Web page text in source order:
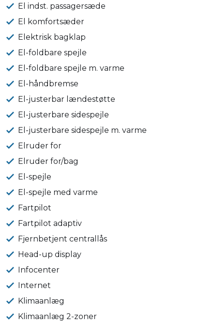
El indst. passagersæde
El komfortsæder
Elektrisk bagklap
El-foldbare spejle
El-foldbare spejle m. varme
El-håndbremse
El-justerbar lændestøtte
El-justerbare sidespejle
El-justerbare sidespejle m. varme
Elruder for
Elruder for/bag
El-spejle
El-spejle med varme
Fartpilot
Fartpilot adaptiv
Fjernbetjent centrallås
Head-up display
Infocenter
Internet
Klimaanlæg
Klimaanlæg 2-zoner